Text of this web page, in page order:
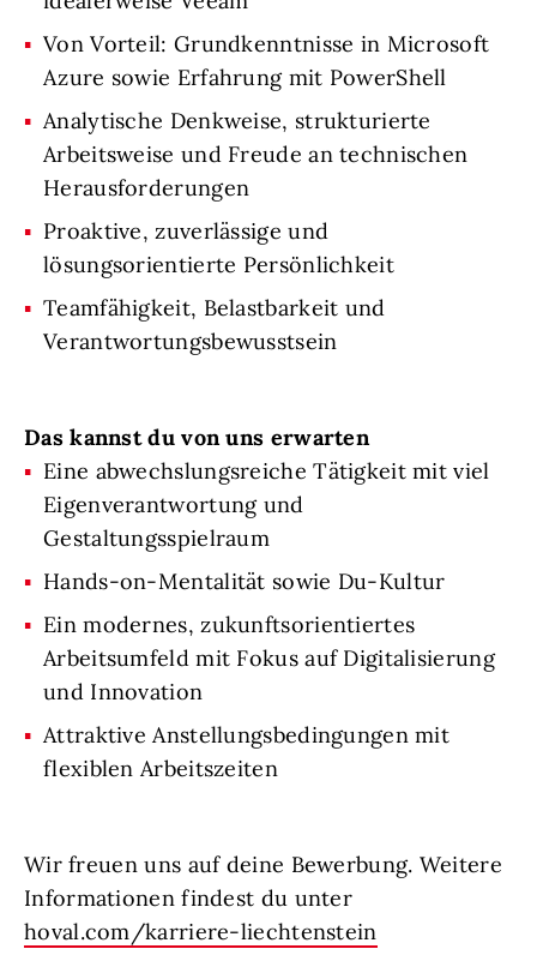
Von Vorteil: Grundkenntnisse in Microsoft
Azure sowie Erfahrung mit PowerShell
Analytische Denkweise, strukturierte
Arbeitsweise und Freude an technischen
Herausforderungen
Proaktive, zuverlässige und
lösungsorientierte Persönlichkeit
Teamfähigkeit, Belastbarkeit und
Verantwortungsbewusstsein
Das kannst du von uns erwarten
Eine abwechslungsreiche Tätigkeit mit viel
Eigenverantwortung und
Gestaltungsspielraum
Hands-on-Mentalität sowie Du-Kultur
Ein modernes, zukunftsorientiertes
Arbeitsumfeld mit Fokus auf Digitalisierung
und Innovation
Attraktive Anstellungsbedingungen mit
flexiblen Arbeitszeiten
Wir freuen uns auf deine Bewerbung. Weitere
Informationen findest du unter
hoval.com/karriere-liechtenstein